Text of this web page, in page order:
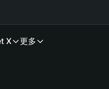
X 更多